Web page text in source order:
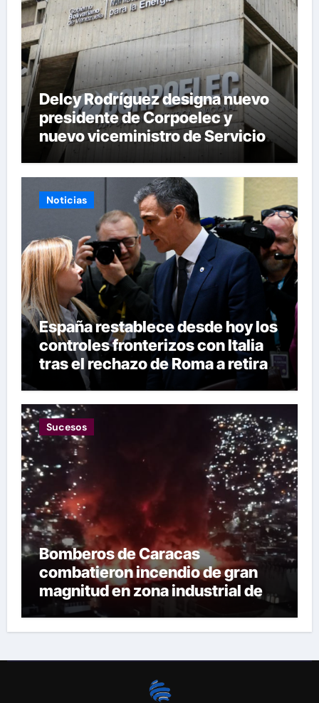
Delcy Rodríguez designa nuevo
presidente de Corpoelec y
nuevo viceministro de Servicios
Eléctricos
Noticias
España restablece desde hoy los
controles fronterizos con Italia
tras el rechazo de Roma a retirar
las restricciones
Sucesos
Bomberos de Caracas
combatieron incendio de gran
magnitud en zona industrial de El
Llanito